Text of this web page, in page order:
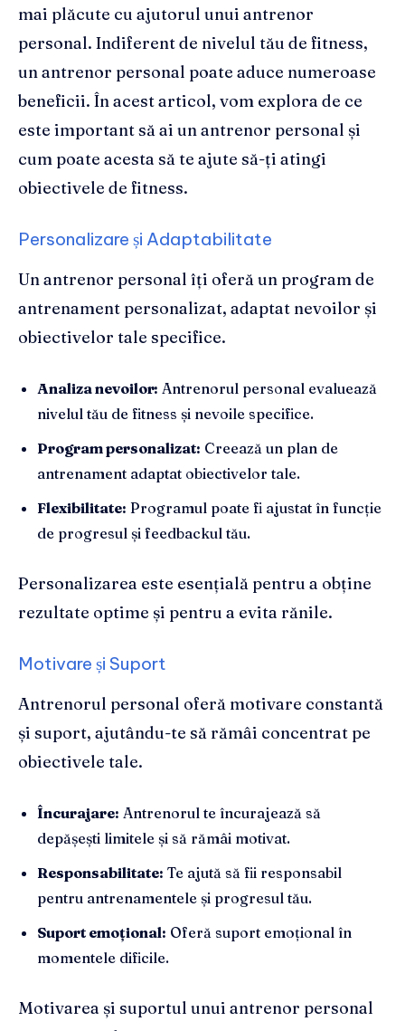
mai plăcute cu ajutorul unui antrenor
personal. Indiferent de nivelul tău de fitness,
un antrenor personal poate aduce numeroase
beneficii. În acest articol, vom explora de ce
este important să ai un antrenor personal și
cum poate acesta să te ajute să-ți atingi
obiectivele de fitness.
Personalizare și Adaptabilitate
Un antrenor personal îți oferă un program de
antrenament personalizat, adaptat nevoilor și
obiectivelor tale specifice.
Analiza nevoilor: Antrenorul personal evaluează
nivelul tău de fitness și nevoile specifice.
Program personalizat: Creează un plan de
antrenament adaptat obiectivelor tale.
Flexibilitate: Programul poate fi ajustat în funcție
de progresul și feedbackul tău.
Personalizarea este esențială pentru a obține
rezultate optime și pentru a evita rănile.
Motivare și Suport
Antrenorul personal oferă motivare constantă
și suport, ajutându-te să rămâi concentrat pe
obiectivele tale.
Încurajare: Antrenorul te încurajează să
depășești limitele și să rămâi motivat.
Responsabilitate: Te ajută să fii responsabil
pentru antrenamentele și progresul tău.
Suport emoțional: Oferă suport emoțional în
momentele dificile.
Motivarea și suportul unui antrenor personal